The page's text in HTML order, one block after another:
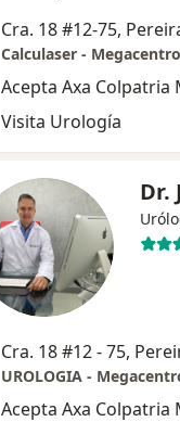
Cra. 18 #12-75,
Calculaser -
Acepta Axa Colpatria
Visita Urología
Dr.
Cra. 18 #12 - 75,
UROLOGIA -
Acepta Axa Colpatria